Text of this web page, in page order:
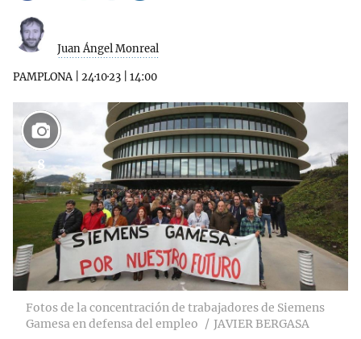
Juan Ángel Monreal
PAMPLONA| 24·10·23 14:00
8
Fotos de la concentración de trabajadores de Siemens
Gamesa en defensa del empleo
JAVIER BERGASA